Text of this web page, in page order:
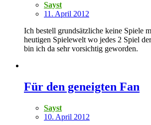
Sayst
11. April 2012
Ich bestell grundsätzliche keine Spiele
heutigen Spielewelt wo jedes 2 Spiel
bin ich da sehr vorsichtig geworden.
Für den geneigten Fan
Sayst
10. April 2012